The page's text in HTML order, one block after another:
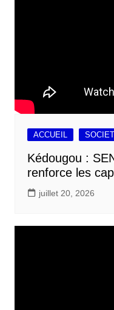
ACCUEIL
Kédougou :
renforce les
juillet 20, 2026